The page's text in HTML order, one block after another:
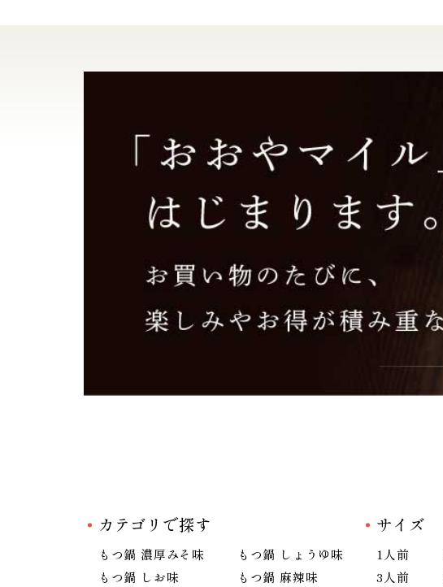
カテゴリで探す
もつ鍋 濃厚みそ味
もつ鍋 しょうゆ味
もつ鍋 しお味
もつ鍋 麻辣味
サイズ
1人前
3人前